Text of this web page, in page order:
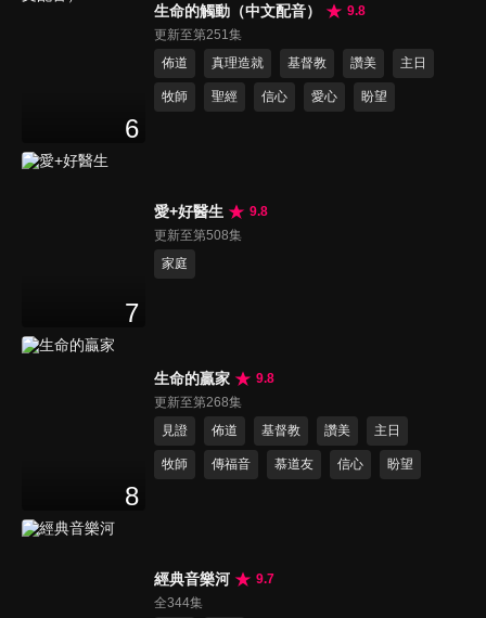
6
生命的觸動（中文配音）
9.8
更新至第251集
佈道
真理造就 基督教 讚美 主日
牧師 聖經 信心 愛心 盼望
7
愛+好醫生
9.8
更新至第508集
家庭
8
生命的贏家
9.8
更新至第268集
見證
佈道 基督教 讚美 主日
牧師 傳福音 慕道友 信心 盼望
經典音樂河
9.7
全344集